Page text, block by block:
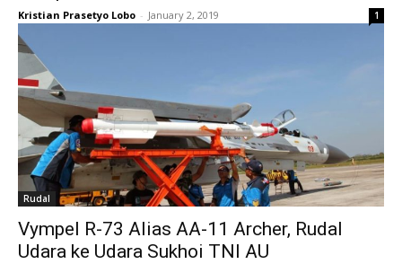
Kristian Prasetyo Lobo - January 2, 2019 1
Rudal
Vympel R-73 Alias AA-11 Archer, Rudal
Udara ke Udara Sukhoi TNI AU